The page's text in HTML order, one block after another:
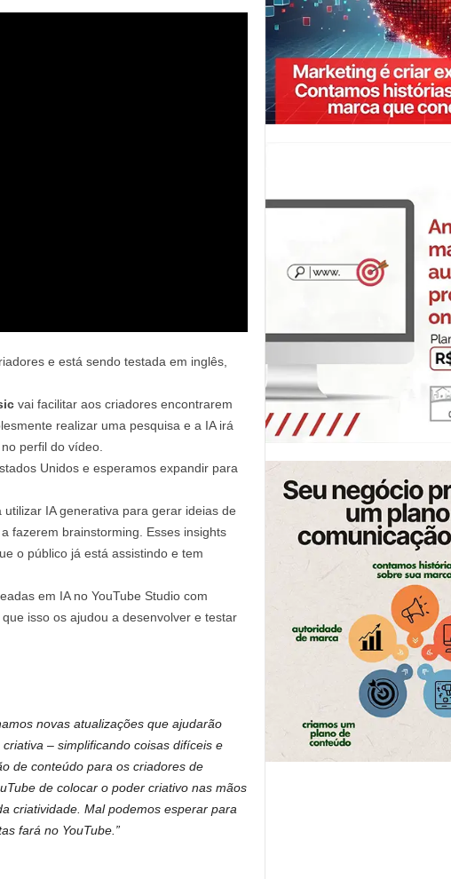
e está sendo testada em inglês,
vai facilitar aos criadores encontrarem
realizar uma pesquisa e a IA irá
perfil do vídeo.
Unidos e esperamos expandir para
utilizar IA generativa para gerar ideias de
fazerem brainstorming. Esses insights
o público já está assistindo e tem
em IA no YouTube Studio com
isso os ajudou a desenvolver e testar
novas atualizações que ajudarão
– simplificando coisas difíceis e
de conteúdo para os criadores de
de colocar o poder criativo nas mãos
criatividade. Mal podemos esperar para
fará no YouTube.”